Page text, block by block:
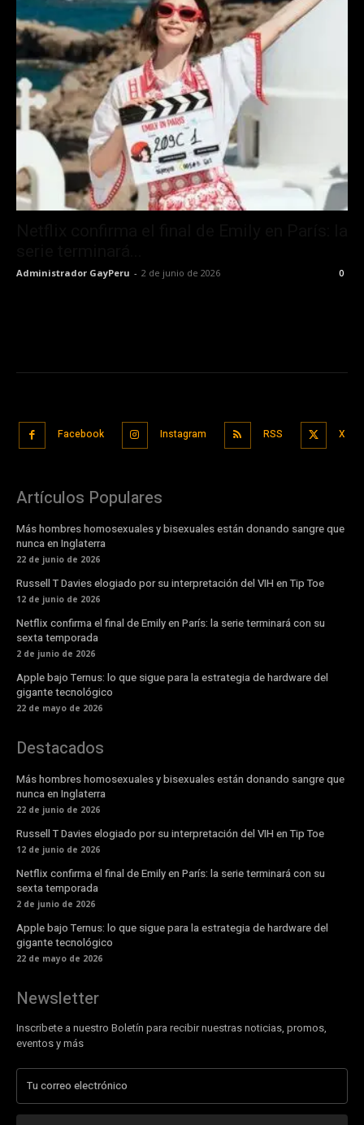
Administrador GayPeru - 2 de junio de 2026 0
Facebook Instagram RSS X
Artículos Populares
Más hombres homosexuales y bisexuales están donando sangre que
nunca en Inglaterra
22 de junio de 2026
Russell T Davies elogiado por su interpretación del VIH en Tip Toe
12 de junio de 2026
Netflix confirma el final de Emily en París: la serie terminará con su
sexta temporada
2 de junio de 2026
Apple bajo Ternus: lo que sigue para la estrategia de hardware del
gigante tecnológico
22 de mayo de 2026
Destacados
Más hombres homosexuales y bisexuales están donando sangre que
nunca en Inglaterra
22 de junio de 2026
Russell T Davies elogiado por su interpretación del VIH en Tip Toe
12 de junio de 2026
Netflix confirma el final de Emily en París: la serie terminará con su
sexta temporada
2 de junio de 2026
Apple bajo Ternus: lo que sigue para la estrategia de hardware del
gigante tecnológico
22 de mayo de 2026
Newsletter
Inscribete a nuestro Boletín para recibir nuestras noticias, promos,
eventos y más